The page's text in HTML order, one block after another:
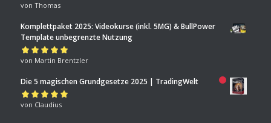
Bewertet mit
von Thomas
Komplettpaket 2025: Videokurse (inkl. 5MG) & BullPower
Template unbegrenzte Nutzung
Bewertet mit5
von Martin Brentzler
Die 5 magischen Grundgesetze 2025 | TradingWelt
Bewertet mit
von Claudius